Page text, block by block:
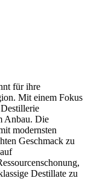
für ihre
Mit einem Fokus
Anbau. Die
modernsten
Geschmack zu
Destillate zu